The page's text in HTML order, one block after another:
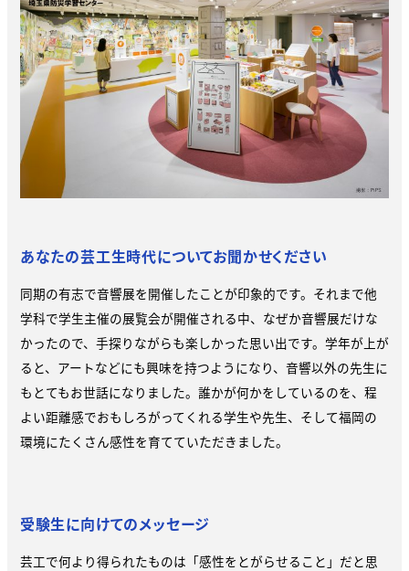
あなたの芸工生時代についてお聞かせください
同期の有志で音響展を開催したことが印象的です。それまで他
学科で学生主催の展覧会が開催される中、なぜか音響展だけな
かったので、手探りながらも楽しかった思い出です。学年が上が
ると、アートなどにも興味を持つようになり、音響以外の先生に
もとてもお世話になりました。誰かが何かをしているのを、程
よい距離感でおもしろがってくれる学生や先生、そして福岡の
環境にたくさん感性を育てていただきました。
受験生に向けてのメッセージ
芸工で何より得られたものは「感性をとがらせること」だと思